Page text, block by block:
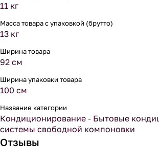
11 кг
Масса товара с упаковкой (брутто)
13 кг
Ширина товара
92 см
Ширина упаковки товара
100 см
Название категории
Кондиционирование - Бытовые
системы свободной компоновки
Отзывы